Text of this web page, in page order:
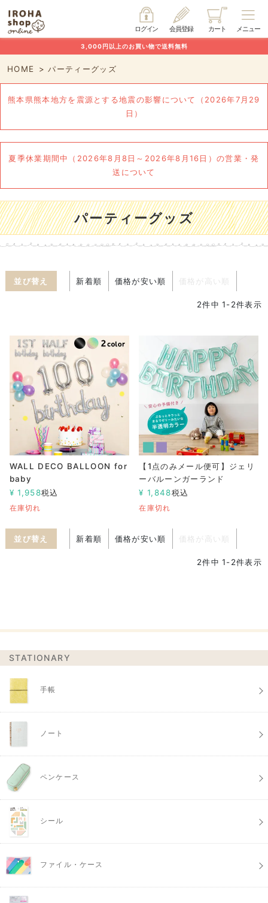
メニュー
カート
会員登録
ログイン
3,000円以上のお買い物で送料無料
HOME パーティーグッズ
熊本県熊本地方を震源とする地震の影響について（2026年7月29
日）
夏季休業期間中（2026年8月8日～2026年8月16日）の営業・発
送について
パーティーグッズ
並び替え 新着順 価格が安い順 価格が高い順
2件中 1-2件表示
WALL DECO BALLOON for
baby
¥ 1,958税込
在庫切れ
【1点のみメール便可】ジェリ
ーバルーンガーランド
¥ 1,848税込
在庫切れ
並び替え 新着順 価格が安い順 価格が高い順
2件中 1-2件表示
STATIONARY
手帳
ノート
ペンケース
シール
ファイル・ケース